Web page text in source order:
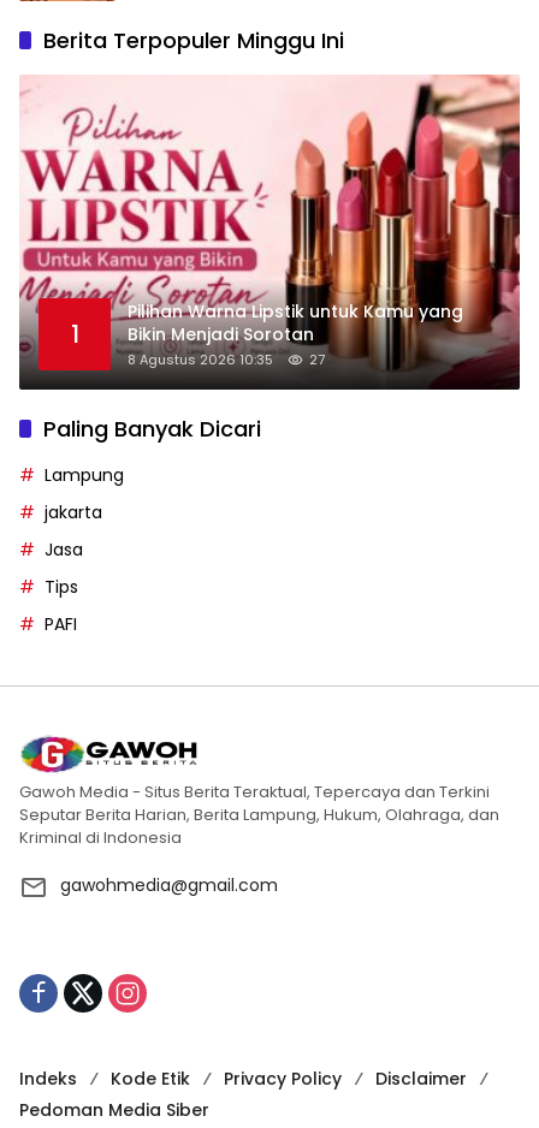
Berita Terpopuler Minggu Ini
1
Pilihan Warna Lipstik untuk Kamu yang
Bikin Menjadi Sorotan
8 Agustus 2026 10:35 27
Paling Banyak Dicari
Lampung
jakarta
Jasa
Tips
PAFI
Gawoh Media - Situs Berita Teraktual, Tepercaya dan Terkini
Seputar Berita Harian, Berita Lampung, Hukum, Olahraga, dan
Kriminal di Indonesia
gawohmedia@gmail.com
Indeks Kode Etik Privacy Policy
Disclaimer
Pedoman Media Siber